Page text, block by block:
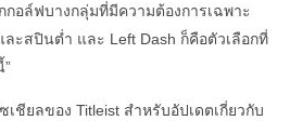
อล์ฟบางกลุ่มที่มีความต้องการเฉพาะ
ละสปินต่ำ และ Left Dash ก็คือตัวเลือกที่
ชียลของ Titleist สำหรับอัปเดตเกี่ยวกับ